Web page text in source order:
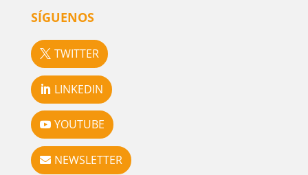
SÍGUENOS
TWITTER
LINKEDIN
YOUTUBE
NEWSLETTER